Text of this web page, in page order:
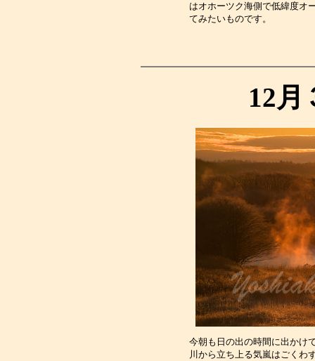
はオホーツク海側で低緯度オ
てみた
12月
今朝も日の出の時間に出かけ
川から立ち上る気嵐はごくわ